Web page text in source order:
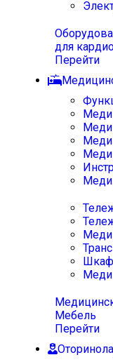
для
Перейти
Мебель
Перейти